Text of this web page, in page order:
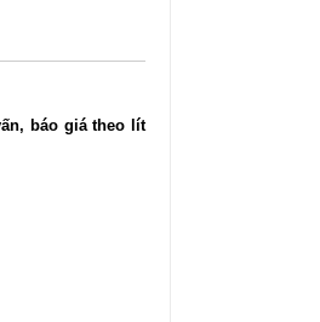
báo giá theo lít